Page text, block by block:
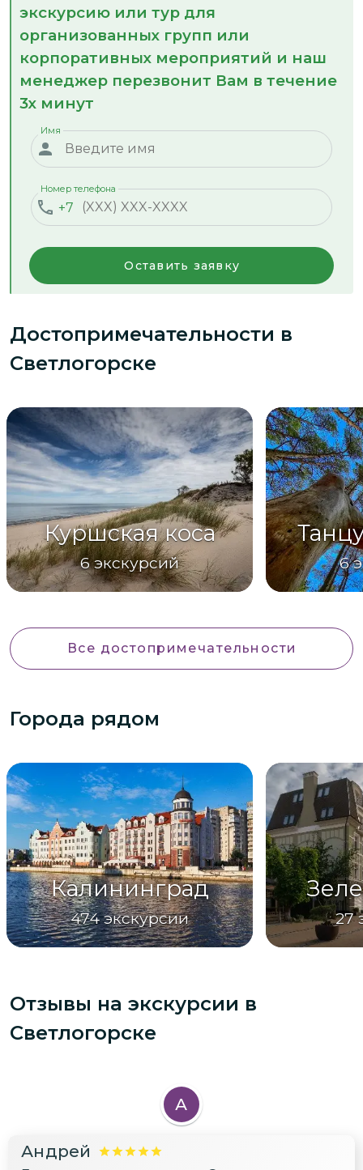
экскурсию или тур для
организованных групп или
корпоративных мероприятий и наш
менеджер перезвонит Вам в течение
3х минут
Имя
+7
Номер телефона
Оставить заявку
Достопримечательности в
Светлогорске
Куршская коса
6 экскурсий 6
Все достопримечательности
Города рядом
Калининград
474 экскурсии 27
Отзывы на экскурсии в
Светлогорске
А
Андрей